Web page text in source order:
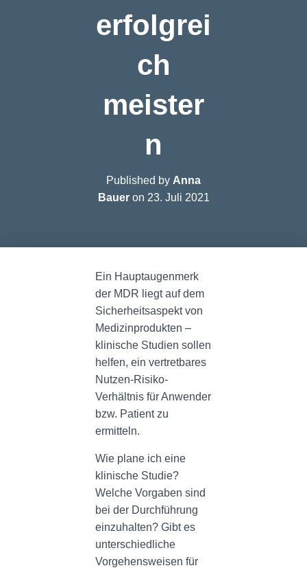
erfolgrei
ch
meister
n
Published by Anna
Baueron 23. Juli 2021
Ein Hauptaugenmerk
der MDR liegt auf dem
Sicherheitsaspekt von
Medizinprodukten –
klinische Studien sollen
helfen, ein vertretbares
Nutzen-Risiko-
Verhältnis für Anwender
bzw. Patient zu
ermitteln.
Wie plane ich eine
klinische Studie?
Welche Vorgaben sind
bei der Durchführung
einzuhalten? Gibt es
unterschiedliche
Vorgehensweisen für